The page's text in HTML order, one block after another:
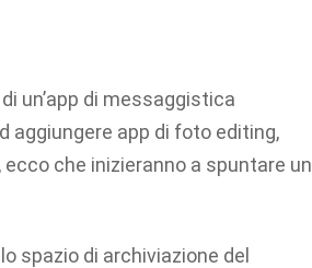
un’app di messaggistica
aggiungere app di foto editing,
che inizieranno a spuntare un
spazio di archiviazione del